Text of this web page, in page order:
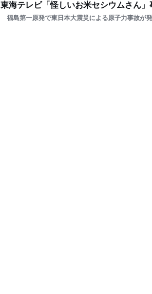
東海テレビ「怪しいお米セシウムさん」
福島第一原発で東日本大震災による原子力事故が